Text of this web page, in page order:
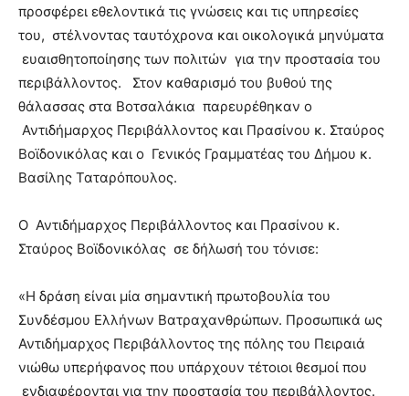
προσφέρει εθελοντικά τις γνώσεις και τις υπηρεσίες
του, στέλνοντας ταυτόχρονα και οικολογικά μηνύματα
ευαισθητοποίησης των πολιτών για την προστασία του
περιβάλλοντος. Στον καθαρισμό του βυθού της
θάλασσας στα Βοτσαλάκια παρευρέθηκαν ο
Αντιδήμαρχος Περιβάλλοντος και Πρασίνου κ. Σταύρος
Βοϊδονικόλας και ο Γενικός Γραμματέας του Δήμου κ.
Βασίλης Ταταρόπουλος.
Ο Αντιδήμαρχος Περιβάλλοντος και Πρασίνου κ.
Σταύρος Βοϊδονικόλας σε δήλωσή του τόνισε:
«Η δράση είναι μία σημαντική πρωτοβουλία του
Συνδέσμου Ελλήνων Βατραχανθρώπων. Προσωπικά ως
Αντιδήμαρχος Περιβάλλοντος της πόλης του Πειραιά
νιώθω υπερήφανος που υπάρχουν τέτοιοι θεσμοί που
ενδιαφέρονται για την προστασία του περιβάλλοντος.